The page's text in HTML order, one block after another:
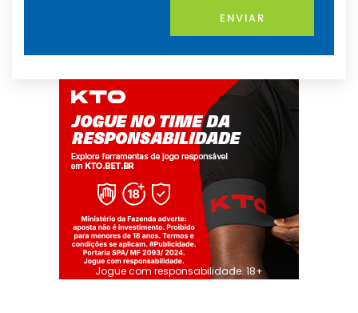
ENVIAR
Jogue com responsabilidade. 18+